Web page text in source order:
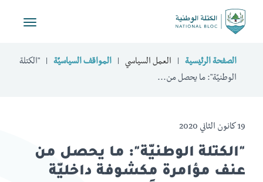
Toggle
الصفحة الرئيسية العمل السياسي المواقف السياسيّة
"الكتلة
الوطنيّة": ما يحصل من...
19 كانون الثاني 2020
"الكتلة الوطنيّة": ما يحصل من
عنف مؤامرة مكشوفة داخليّة